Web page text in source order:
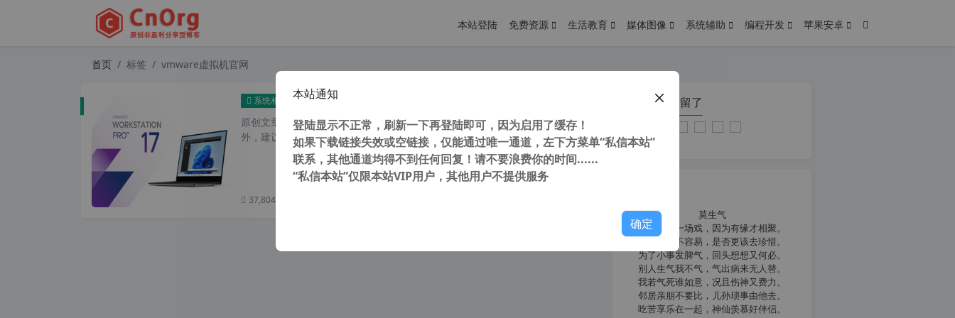
本站登陆 免费资源 生活教育 媒体图像 系统辅助 编程开发 苹果安卓
首页 标签 vmware虚拟机官网
系统相关 VMWare虚拟机 VMware Workstation Pro 10-17 正式版 支持winxp-win11系统
原创文章，转载请注明： 转载自cnorg.12hp.de 注意：由于网站空间位于国
外，建议避开晚上的访问高峰期...
37,804 次浏览
您在本页停留了
莫生气
人生就像一场戏，因为有缘才相聚。
相扶到老不容易，是否更该去珍惜。
为了小事发脾气，回头想想又何必。
别人生气我不气，气出病来无人替。
我若气死谁如意，况且伤神又费力。
邻居亲朋不要比，儿孙琐事由他去。
吃苦享乐在一起，神仙羡慕好伴侣。
本站通知
登陆显示不正常，刷新一下再登陆即可，因为启用了缓存！
如果下载链接失效或空链接，仅能通过唯一通道，左下方菜单“私信本站”
联系，其他通道均得不到任何回复！请不要浪费你的时间......
“私信本站”仅限本站VIP用户，其他用户不提供服务
确定